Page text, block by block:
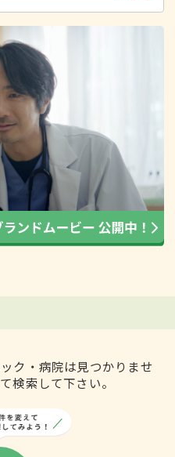
ク・病院は見つかりませ
検索して下さい。